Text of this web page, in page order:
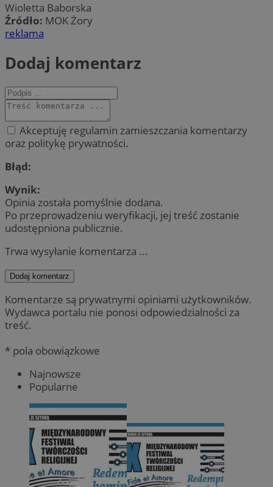
Wioletta Baborska
Źródło: MOK Żory
reklama
Dodaj komentarz
Akceptuję regulamin zamieszczania komentarzy
oraz politykę prywatności.
Błąd:
Wynik:
Opinia została pomyślnie dodana.
Po przeprowadzeniu weryfikacji, jej treść zostanie
udostępniona publicznie.
Trwa wysyłanie komentarza ...
Dodaj komentarz
Komentarze są prywatnymi opiniami użytkowników.
Wydawca portalu nie ponosi odpowiedzialności za
treść.
* pola obowiązkowe
Najnowsze
Popularne